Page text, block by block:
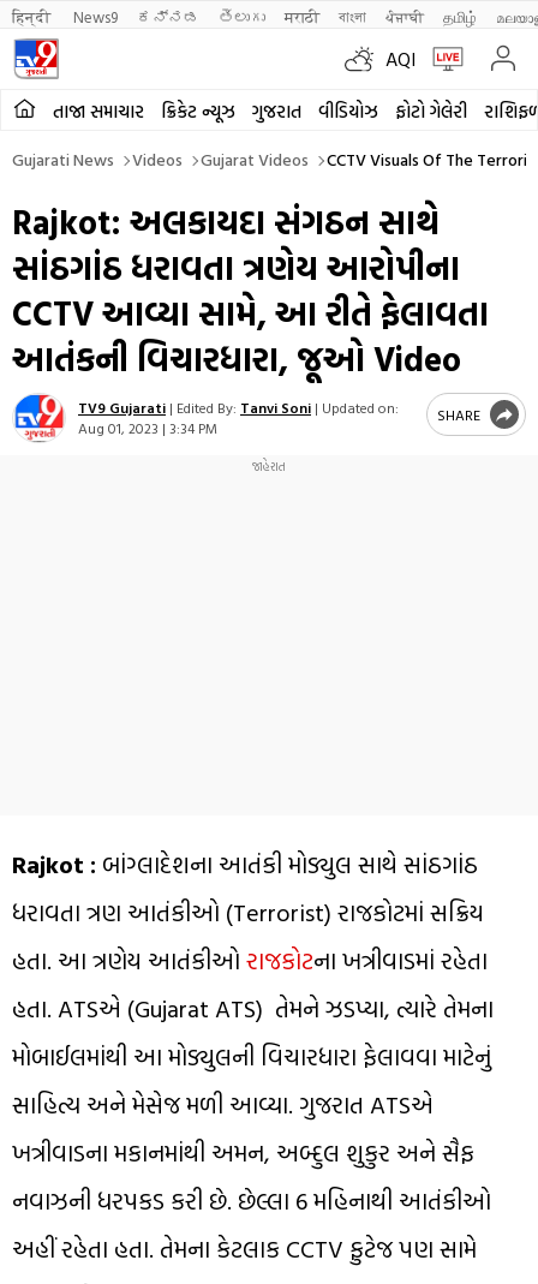
हिन्दी News9 ಕನ್ನಡ తెలుగు मराठी বাংলা ਪੰਜਾਬੀ தமிழ்
AQI
તાજા સમાચાર ક્રિકેટ ન્યૂઝ ગુજરાત વીડિયોઝ ફોટો ગેલેરી
Gujarati News Videos Gujarat Videos CCTV Visuals Of The
Rajkot: અલકાયદા સંગઠન સાથે
સાંઠગાંઠ ધરાવતા ત્રણેય આરોપીના
CCTV આવ્યા સામે, આ રીતે ફેલાવતા
આતંકની વિચારધારા, જૂઓ Video
TV9 Gujarati | Edited By: Tanvi Soni | Updated on:
Aug 01, 2023 | 3:34 PM
SHARE
Rajkot : બાંગ્લાદેશના આતંકી મોડ્યુલ સાથે સાંઠગાંઠ
ધરાવતા ત્રણ આતંકીઓ (Terrorist) રાજકોટમાં સક્રિય
હતા. આ ત્રણેય આતંકીઓ રાજકોટના ખત્રીવાડમાં રહેતા
હતા. ATSએ (Gujarat ATS) તેમને ઝડપ્યા, ત્યારે તેમના
મોબાઈલમાંથી આ મોડ્યુલની વિચારધારા ફેલાવવા માટેનું
સાહિત્ય અને મેસેજ મળી આવ્યા. ગુજરાત ATSએ
ખત્રીવાડના મકાનમાંથી અમન, અબ્દુલ શુકુર અને સૈફ
નવાઝની ધરપકડ કરી છે. છેલ્લા 6 મહિનાથી આતંકીઓ
અહીં રહેતા હતા. તેમના કેટલાક CCTV ફુટેજ પણ સામે